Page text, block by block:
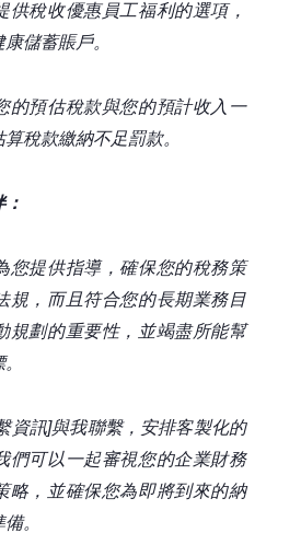
供稅收優惠員工福利的選項，
儲蓄賬戶。
的預估稅款與您的預計收入一
算稅款繳納不足罰款。
您提供指導，確保您的稅務策
規，而且符合您的長期業務目
規劃的重要性，並竭盡所能幫
資訊]與我聯繫，安排客製化的
們可以一起審視您的企業財務
略，並確保您為即將到來的納
。